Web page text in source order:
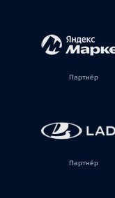
Партнёр
Партнёр